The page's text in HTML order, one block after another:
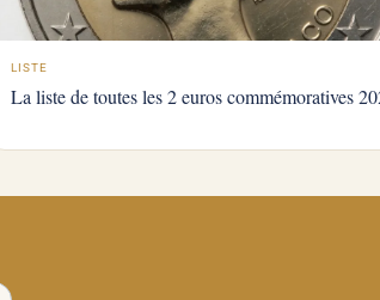
LISTE
La liste de toutes les 2 euros commémoratives